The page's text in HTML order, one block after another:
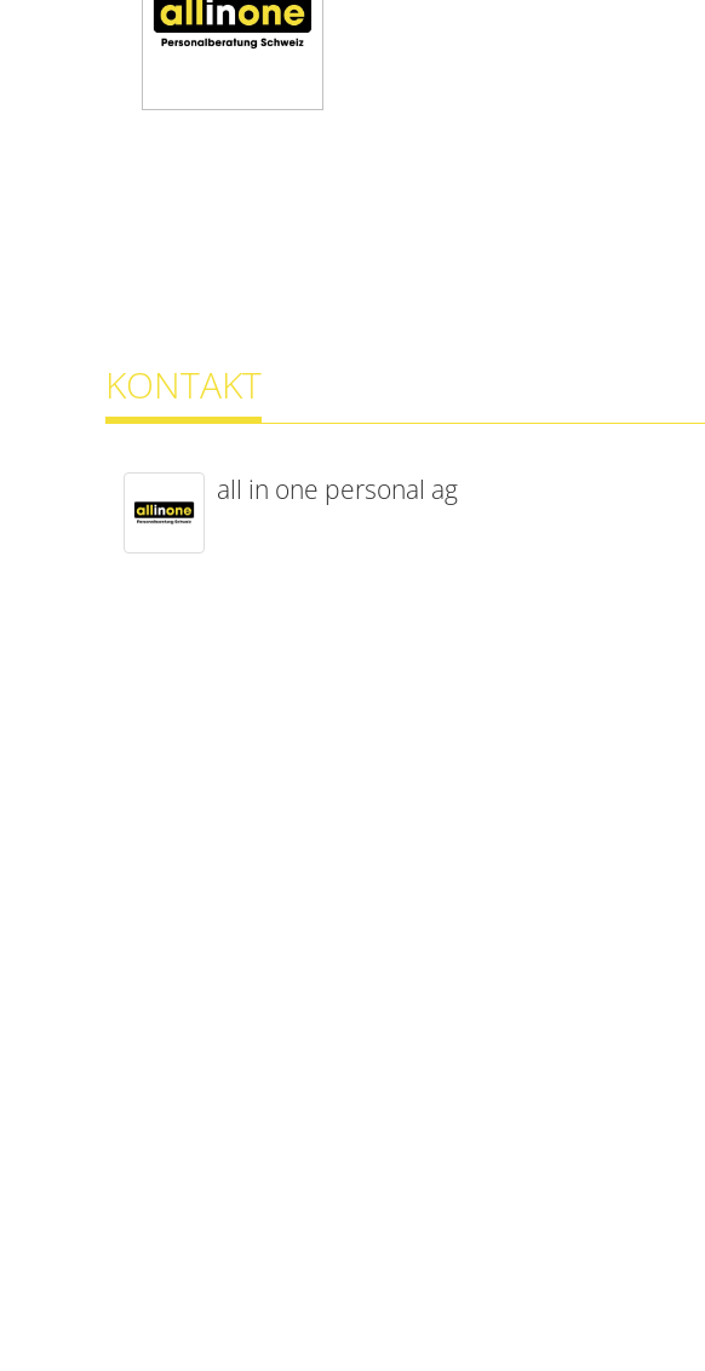
KONTAKT
all in one personal ag